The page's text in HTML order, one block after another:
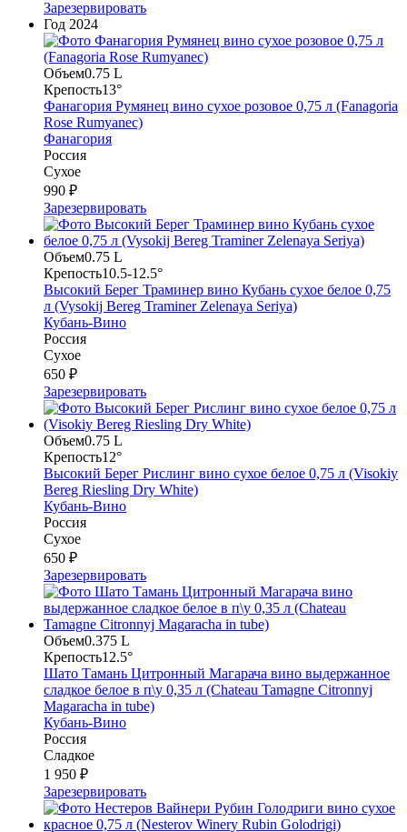
Зарезервировать
Год 2024
Объем0.75 L
Крепость13°
Фанагория Румянец вино сухое розовое 0,75 л (Fanagoria
Rose Rumyanec)
Фанагория
Россия
Сухое
990 ₽
Зарезервировать
Объем0.75 L
Крепость10.5-12.5°
Высокий Берег Траминер вино Кубань сухое белое 0,75
л (Vysokij Bereg Traminer Zelenaya Seriya)
Кубань-Вино
Россия
Сухое
650 ₽
Зарезервировать
Объем0.75 L
Крепость12°
Высокий Берег Рислинг вино сухое белое 0,75 л (Visokiy
Bereg Riesling Dry White)
Кубань-Вино
Россия
Сухое
650 ₽
Зарезервировать
Объем0.375 L
Крепость12.5°
Шато Тамань Цитронный Магарача вино выдержанное
сладкое белое в п\у 0,35 л (Chateau Tamagne Citronnyj
Magaracha in tube)
Кубань-Вино
Россия
Сладкое
1 950 ₽
Зарезервировать